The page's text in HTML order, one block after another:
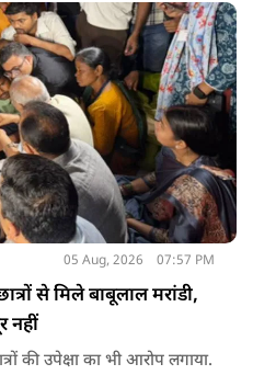
05 Aug, 2026 07:57 PM
से मिले बाबूलाल मरांडी,
नहीं
की उपेक्षा का भी आरोप लगाया.